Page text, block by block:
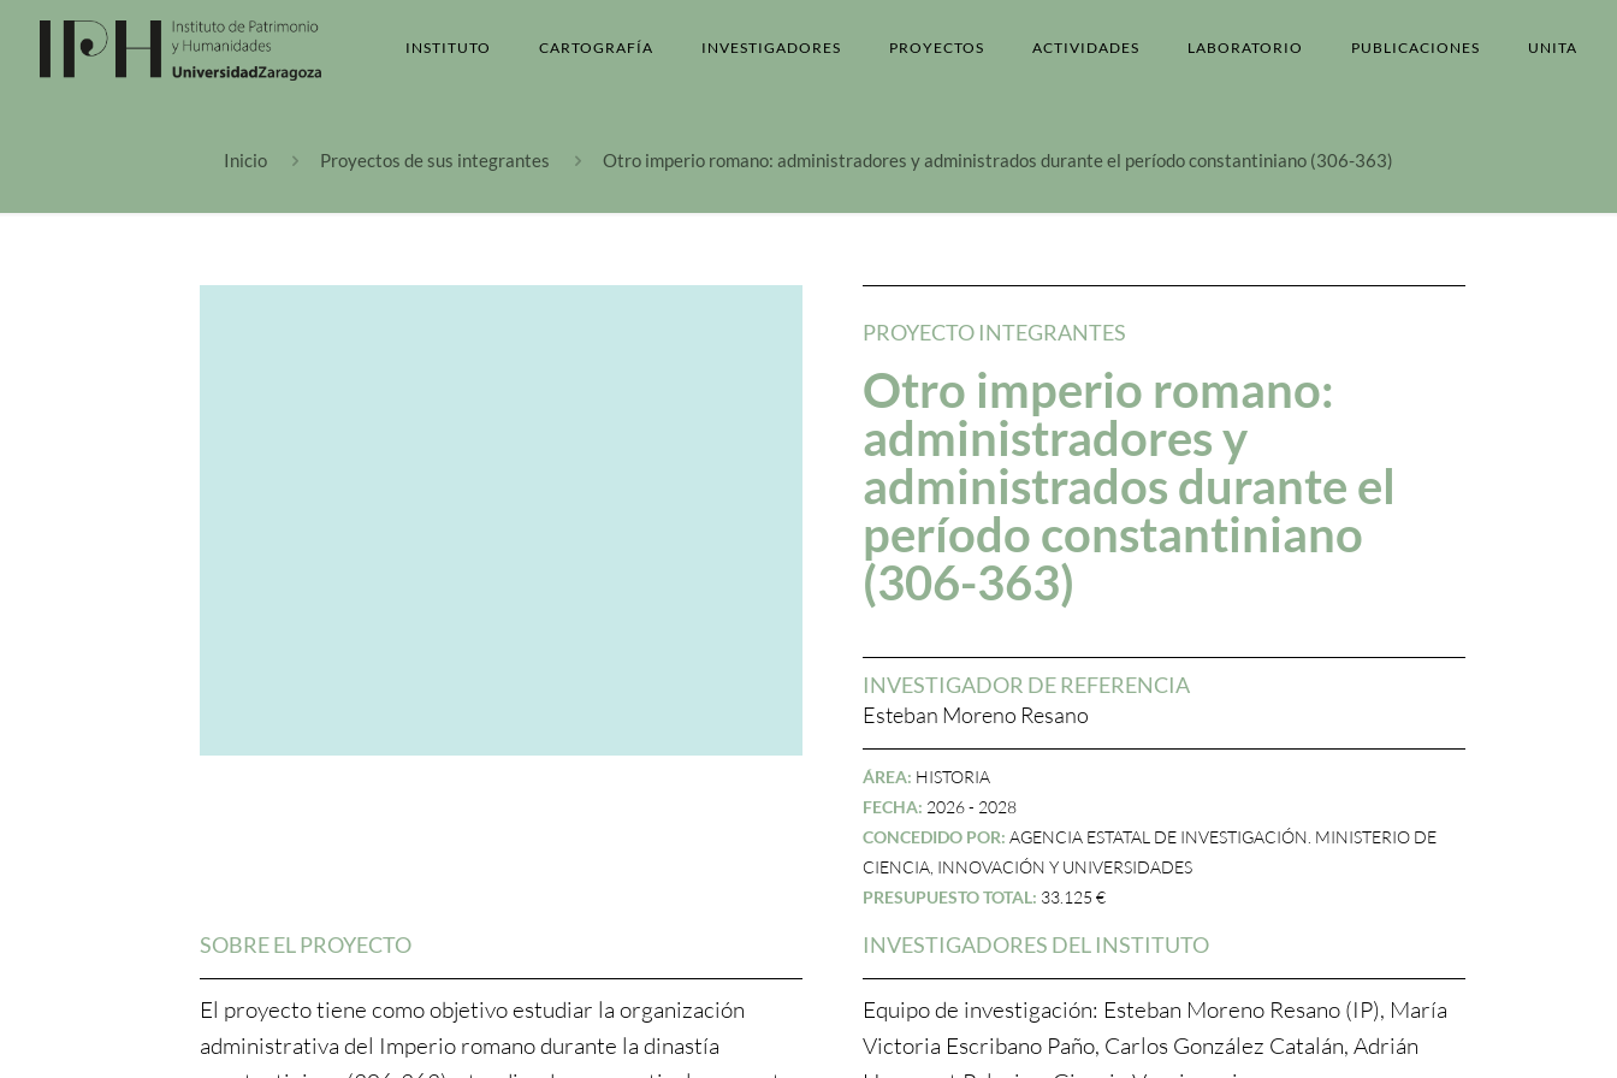
INSTITUTO CARTOGRAFÍA INVESTIGADORES PROYECTOS ACTIVIDADES LABORATORIO PUBLICACIONES UNITA
Inicio Proyectos de sus integrantes Otro imperio romano: administradores y administrados durante el período constantiniano (306-363)
PROYECTO INTEGRANTES
Otro imperio romano:
administradores y
administrados durante el
período constantiniano
(306-363)
INVESTIGADOR DE REFERENCIA
Esteban Moreno Resano
ÁREA: HISTORIA
FECHA: 2026 - 2028
CONCEDIDO POR: AGENCIA ESTATAL DE INVESTIGACIÓN. MINISTERIO DE
CIENCIA, INNOVACIÓN Y UNIVERSIDADES
PRESUPUESTO TOTAL: 33.125 €
SOBRE EL PROYECTO
El proyecto tiene como objetivo estudiar la organización
administrativa del Imperio romano durante la dinastía
INVESTIGADORES DEL INSTITUTO
Equipo de investigación: Esteban Moreno Resano (IP), María
Victoria Escribano Paño, Carlos González Catalán, Adrián